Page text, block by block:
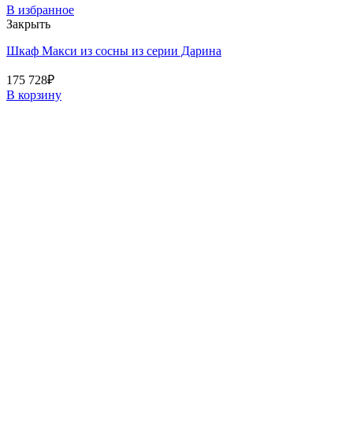
В избранное
Закрыть
Шкаф Макси из сосны из серии Дарина
175 728₽
В корзину